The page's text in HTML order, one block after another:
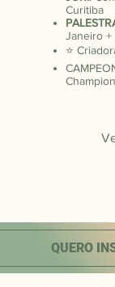
Curitiba
Janeiro +
⭐️
QUERO